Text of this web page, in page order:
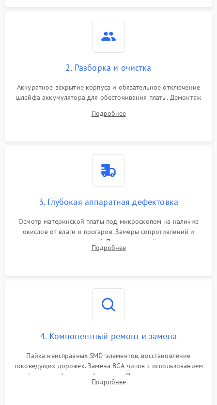
2. Разборка и очистка
Аккуратное вскрытие корпуса и обязательное отключение
шлейфа аккумулятора для обесточивания платы. Демонтаж
высохшей термопасты с кристаллов чипов.
Подробнее
3. Глубокая аппаратная дефектовка
Осмотр материнской платы под микроскопом на наличие
окислов от влаги и прогаров. Замеры сопротивлений и
дежурных напряжений. Проверка цепей питания,
мультиконтроллера, процессора и видеочипа.
Подробнее
4. Компонентный ремонт и замена
Пайка неисправных SMD-элементов, восстановление
токоведущих дорожек. Замена BGA-чипов с использованием
инфракрасной паяльной станции. Прошивка микросхемы
BIOS или замена поврежденных портов USB
Подробнее